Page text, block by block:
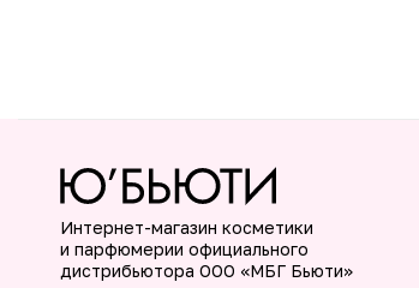
Интернет-магазин косметики
и парфюмерии официального
дистрибьютора ООО «МБГ Бьюти»